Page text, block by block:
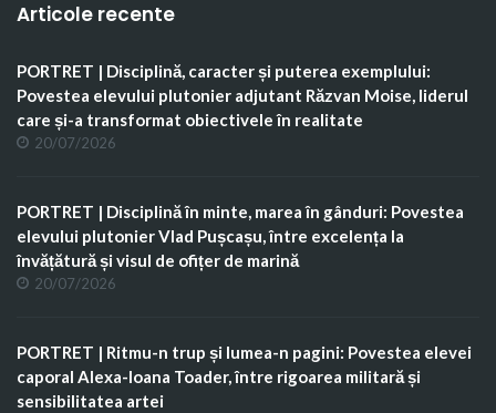
Articole recente
PORTRET | Disciplină, caracter și puterea exemplului:
Povestea elevului plutonier adjutant Răzvan Moise, liderul
care și-a transformat obiectivele în realitate
20/07/2026
PORTRET | Disciplină în minte, marea în gânduri: Povestea
elevului plutonier Vlad Pușcașu, între excelența la
învățătură și visul de ofițer de marină
20/07/2026
PORTRET | Ritmu-n trup și lumea-n pagini: Povestea elevei
caporal Alexa-Ioana Toader, între rigoarea militară și
sensibilitatea artei